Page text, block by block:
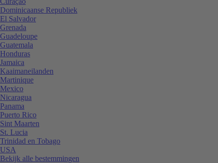
Dominicaanse Republiek
El Salvador
Grenada
Guadeloupe
Guatemala
Honduras
Jamaica
Kaaimaneilanden
Martinique
Mexico
Nicaragua
Panama
Puerto Rico
Sint Maarten
St. Lucia
Trinidad en Tobago
USA
Bekijk alle bestemmingen